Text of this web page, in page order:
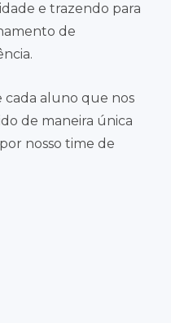
e trazendo para
de
aluno que nos
de maneira única
nosso time de